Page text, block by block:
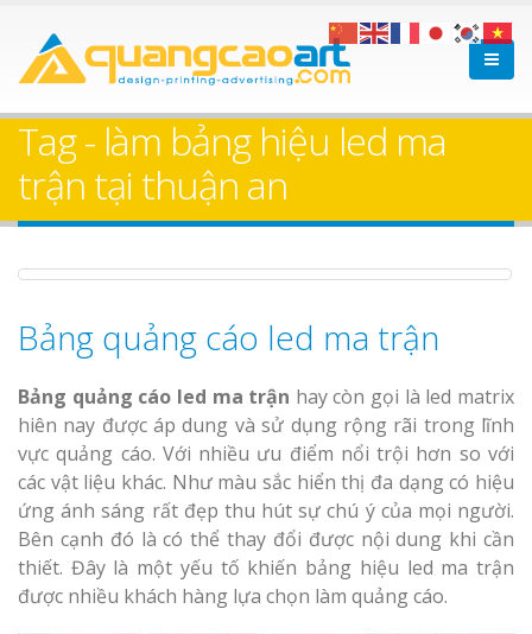
Tag - làm bảng hiệu led ma
trận tại thuận an
Bảng quảng cáo led ma trận
Bảng quảng cáo led ma trận hay còn gọi là led matrix
hiên nay được áp dung và sử dụng rộng rãi trong lĩnh
vực quảng cáo. Với nhiều ưu điểm nổi trội hơn so với
các vật liệu khác. Như màu sắc hiển thị đa dạng có hiệu
ứng ánh sáng rất đẹp thu hút sự chú ý của mọi người.
Bên cạnh đó là có thể thay đổi được nội dung khi cần
thiết. Đây là một yếu tố khiến bảng hiệu led ma trận
được nhiều khách hàng lựa chọn làm quảng cáo.
Làm bảng hiệu gỗ tại
Bảng gỗ treo cửa
Làm bảng hiệu gỗ tại
Biên Hòa
Làm Biển
Thuận An
Thi công
cáo Thuận
Dương